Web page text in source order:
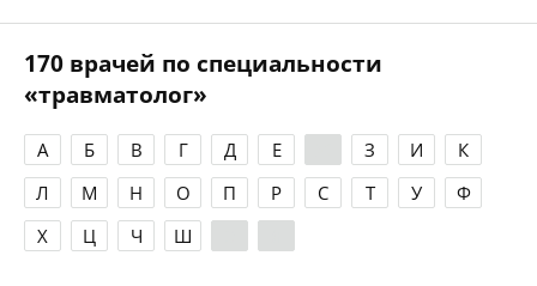
170 врачей по специальности
«травматолог»
А Б В Г Д Е З И
К
Л
М Н О П Р С Т У
Ф
Х
Ц Ч Ш